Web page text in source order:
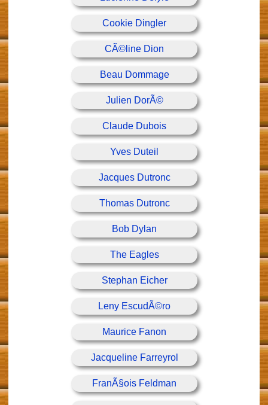
Cookie Dingler
CÃ©line Dion
Beau Dommage
Julien DorÃ©
Claude Dubois
Yves Duteil
Jacques Dutronc
Thomas Dutronc
Bob Dylan
The Eagles
Stephan Eicher
Leny EscudÃ©ro
Maurice Fanon
Jacqueline Farreyrol
FranÃ§ois Feldman